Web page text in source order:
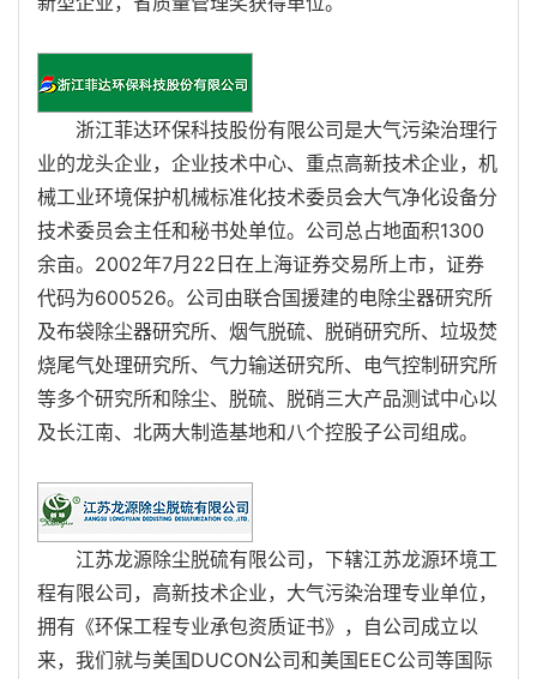
浙江菲达环保科技股份有限公司是大气污染治理行
业的龙头企业，企业技术中心、重点高新技术企业，机
械工业环境保护机械标准化技术委员会大气净化设备分
技术委员会主任和秘书处单位。公司总占地面积1300
余亩。2002年7月22日在上海证券交易所上市，证券
代码为600526。公司由联合国援建的电除尘器研究所
及布袋除尘器研究所、烟气脱硫、脱硝研究所、垃圾焚
烧尾气处理研究所、气力输送研究所、电气控制研究所
等多个研究所和除尘、脱硫、脱硝三大产品测试中心以
及长江南、北两大制造基地和八个控股子公司组成。
江苏龙源除尘脱硫有限公司，下辖江苏龙源环境工
程有限公司，高新技术企业，大气污染治理专业单位，
拥有《环保工程专业承包资质证书》，自公司成立以
来，我们就与美国DUCON公司和美国EEC公司等国际